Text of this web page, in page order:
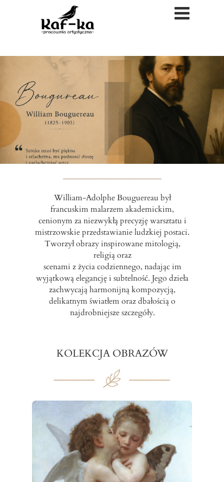
William-Adolphe Bouguereau był
francuskim malarzem akademickim,
cenionym za niezwykłą precyzję warsztatu i
mistrzowskie przedstawianie ludzkiej postaci.
Tworzył obrazy inspirowane mitologią,
religią oraz
scenami z życia codziennego, nadając im
wyjątkową elegancję i subtelność. Jego dzieła
zachwycają harmonijną kompozycją,
delikatnym światłem oraz dbałością o
najdrobniejsze szczegóły.
KOLEKCJA OBRAZÓW